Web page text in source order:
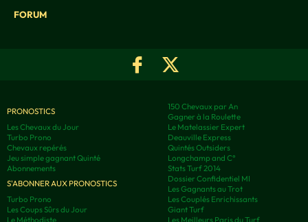
FORUM
PRONOSTICS
Les Chevaux du Jour
Turbo Prono
Chevaux repérés
Jeu simple gagnant Quinté
Abonnements
S'ABONNER AUX PRONOSTICS
Turbo Prono
Les Coups Sûrs du Jour
Le Méthodiste
150 Chevaux par An
Gagner à la Roulette
Le Matelassier Expert
Deauville Express
Quintés Outsiders
Longchamp and C°
Stats Turf 2014
Dossier Confidentiel MI
Les Gagnants au Trot
Les Couplés Enrichissants
Giant Turf
Les Meilleurs Paris du Turf